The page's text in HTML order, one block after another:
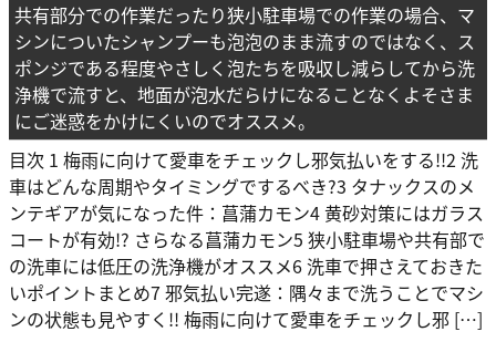
共有部分での作業だったり狭小駐車場での作業の場合、マ
シンについたシャンプーも泡泡のまま流すのではなく、ス
ポンジである程度やさしく泡たちを吸収し減らしてから洗
浄機で流すと、地面が泡水だらけになることなくよそさま
にご迷惑をかけにくいのでオススメ。
目次 1 梅雨に向けて愛車をチェックし邪気払いをする!!2 洗
車はどんな周期やタイミングでするべき?3 タナックスのメ
ンテギアが気になった件：菖蒲カモン4 黄砂対策にはガラス
コートが有効!? さらなる菖蒲カモン5 狭小駐車場や共有部で
の洗車には低圧の洗浄機がオススメ6 洗車で押さえておきた
いポイントまとめ7 邪気払い完遂：隅々まで洗うことでマシ
ンの状態も見やすく!! 梅雨に向けて愛車をチェックし邪 […]